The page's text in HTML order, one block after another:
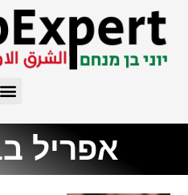
אפריל ב1, 2025